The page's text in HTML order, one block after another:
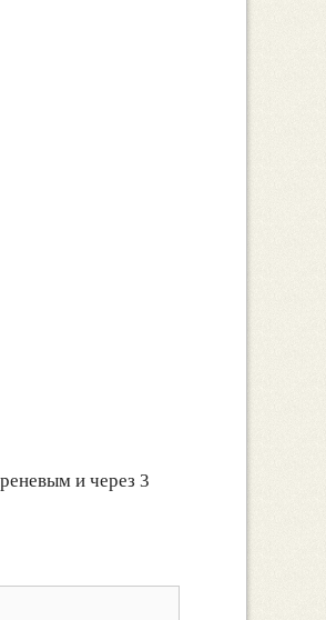
и через 3